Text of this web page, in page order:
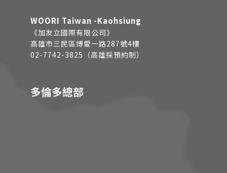
WOORI Taiwan -Kaohsiung
《加友立國際有限公司》
高雄市三民區博愛一路287號4樓
02-7742-3825（高雄採預約制）
多倫多總部